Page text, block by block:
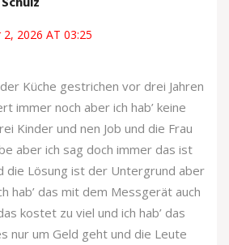
2, 2026 AT 03:25
der Küche gestrichen vor drei Jahren
immer noch aber ich hab’ keine
Kinder und nen Job und die Frau
aber ich sag doch immer das ist
die Lösung ist der Untergrund aber
hab’ das mit dem Messgerät auch
kostet zu viel und ich hab’ das
nur um Geld geht und die Leute